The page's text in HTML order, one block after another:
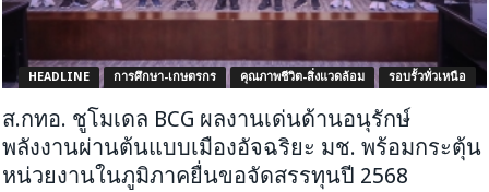
HEADLINE การศึกษา-เกษตรกร คุณภาพชีวิต-สิ่งแวดล้อม รอบรั้วทั่วเหนือ
ส.กทอ. ชูโมเดล BCG ผลงานเด่นด้านอนุรักษ์
พลังงานผ่านต้นแบบเมืองอัจฉริยะ มช. พร้อมกระตุ้น
หน่วยงานในภูมิภาคยื่นขอจัดสรรทุนปี 2568